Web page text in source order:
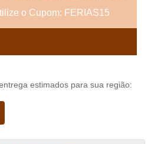
o Cupom: FERIAS15
estimados para sua região: